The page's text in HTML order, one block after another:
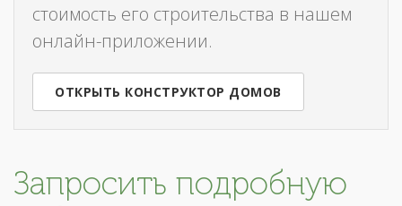
стоимость его строительства в нашем
онлайн-приложении.
ОТКРЫТЬ КОНСТРУКТОР ДОМОВ
Запросить подробную